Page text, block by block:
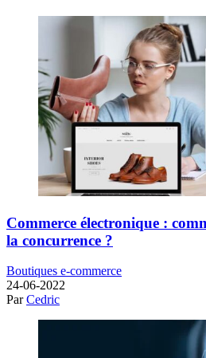
Commerce électronique :
la concurrence ?
Boutiques e-commerce
24-06-2022
ParCedric